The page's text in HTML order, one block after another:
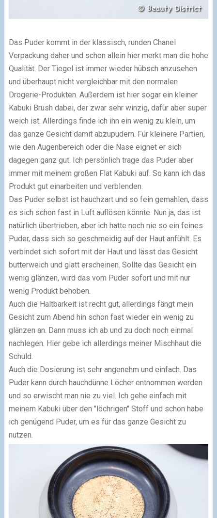
Das Puder kommt in der klassisch, runden Chanel
Verpackung daher und schon allein hier merkt man die hohe
Qualität. Der Tiegel ist immer wieder hübsch anzusehen
und überhaupt nicht vergleichbar mit den normalen
Drogerie-Produkten. Außerdem ist hier sogar ein kleiner
Kabuki Brush dabei, der zwar sehr winzig, dafür aber super
weich ist. Allerdings finde ich ihn ein wenig zu klein, um
das ganze Gesicht damit abzupudern. Für kleinere Partien,
wie den Augenbereich oder die Nase eignet er sich
dagegen ganz gut. Ich persönlich trage das Puder aber
immer mit meinem großen Flat Kabuki auf. So kann ich das
Produkt gut einarbeiten und verblenden.
Das Puder selbst ist hauchzart und so fein gemahlen, dass
es sich schon fast in Luft auflösen könnte. Nun ja, das ist
natürlich übertrieben, aber ich hatte noch nie so ein feines
Puder, dass sich so geschmeidig auf der Haut anfühlt. Es
verbindet sich sofort mit der Haut und lässt das Gesicht
butterweich und glatt erscheinen. Sollte das Gesicht ein
wenig glänzen, wird das vom Puder sofort und mit nur
wenig Produkt behoben.
Auch die Haltbarkeit ist recht gut, allerdings fängt mein
Gesicht zum Abend hin schon fast wieder ein wenig zu
glänzen an. Dann muss ich ab und zu doch noch einmal
nachlegen. Hier gebe ich allerdings meiner Mischhaut die
Schuld.
Auch die Dosierung ist sehr angenehm und einfach. Das
Puder kann durch hauchdünne Löcher entnommen werden
und so erwischt man nie zu viel. Ich gehe einfach mit
meinem Kabuki über den "löchrigen" Stoff und schon habe
ich genügend Puder, um es für das ganze Gesicht zu
nutzen.